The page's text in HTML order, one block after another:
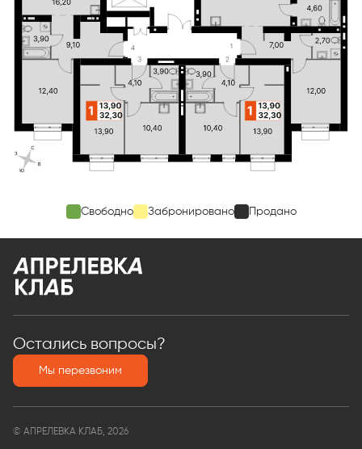
Свободно Забронировано Продано
Остались вопросы?
Мы перезвоним
© АПРЕЛЕВКА КЛАБ, 2026